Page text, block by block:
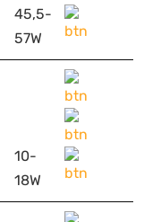
45,5-
57W
10-
18W